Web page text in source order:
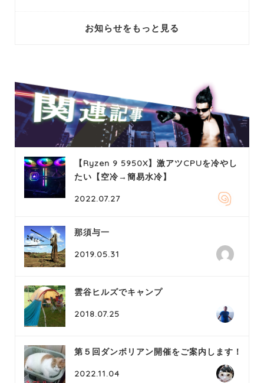
お知らせをもっと見る
【Ryzen 9 5950X】激アツCPUを冷やし
たい【空冷→簡易水冷】
2022.07.27
那須与一
2019.05.31
雲谷ヒルズでキャンプ
2018.07.25
第５回ダンボリアン開催をご案内します！
2022.11.04